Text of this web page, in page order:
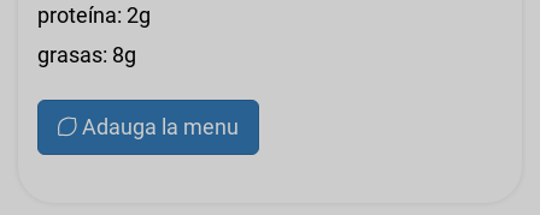
proteína: 2g
grasas: 8g
Adauga la menu